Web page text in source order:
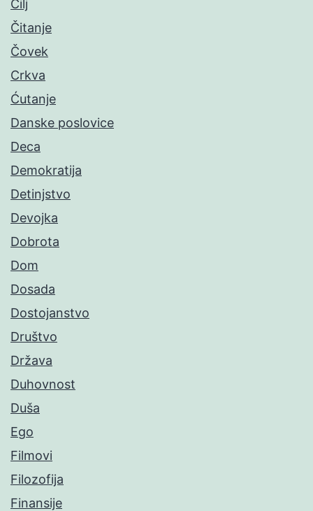
Cilj
Čitanje
Čovek
Crkva
Ćutanje
Danske poslovice
Deca
Demokratija
Detinjstvo
Devojka
Dobrota
Dom
Dosada
Dostojanstvo
Društvo
Država
Duhovnost
Duša
Ego
Filmovi
Filozofija
Finansije